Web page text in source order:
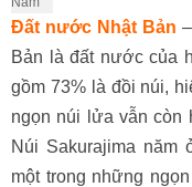
Đất nước Nhật Bản
Bản là đất nước của
gồm 73% là đồi núi,
ngọn núi lửa vẫn còn
Núi Sakurajima năm
một trong những